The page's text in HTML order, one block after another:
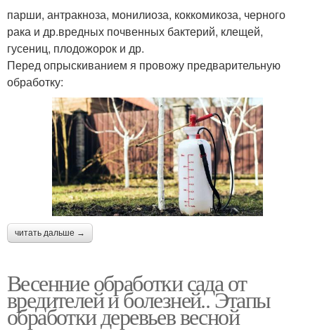
парши, антракноза, монилиоза, коккомикоза, черного
рака и др.вредных почвенных бактерий, клещей,
гусениц, плодожорок и др.
Перед опрыскиванием я провожу предварительную
обработку:
читать дальше →
Весенние обработки сада от
вредителей и болезней.. Этапы
обработки деревьев весной